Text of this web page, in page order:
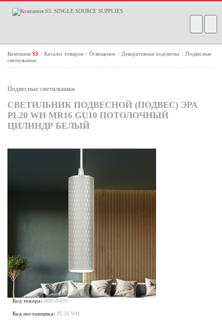
Компания S3 / Каталог товаров / Освещение / Декоративная подсветка / Подвесные
светильники
Подвесные светильники
СВЕТИЛЬНИК ПОДВЕСНОЙ (ПОДВЕС) ЭРА
PL20 WH MR16 GU10 ПОТОЛОЧНЫЙ
ЦИЛИНДР БЕЛЫЙ
Код товара: Б0058499
Код поставщика: PL20 WH